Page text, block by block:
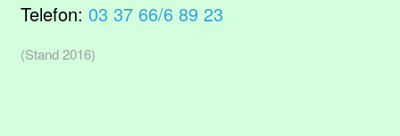
Telefon: 03 37 66/6 89 23
(Stand 2016)